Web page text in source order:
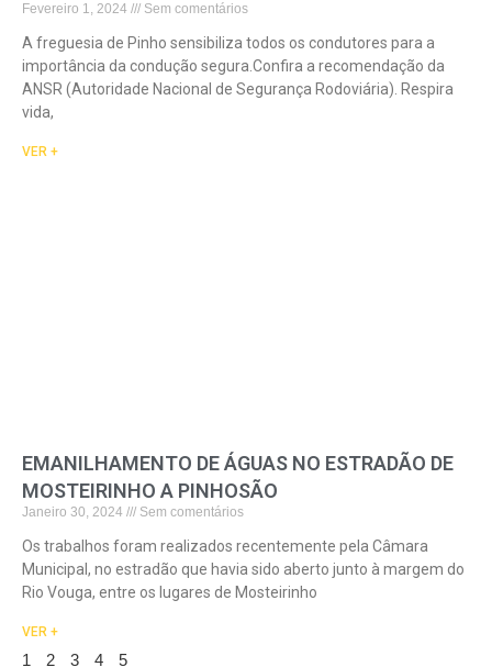
Fevereiro 1, 2024 Sem comentários
A freguesia de Pinho sensibiliza todos os condutores para a
importância da condução segura.Confira a recomendação da
ANSR (Autoridade Nacional de Segurança Rodoviária). Respira
vida,
VER +
EMANILHAMENTO DE ÁGUAS NO ESTRADÃO DE
MOSTEIRINHO A PINHOSÃO
Janeiro 30, 2024 Sem comentários
Os trabalhos foram realizados recentemente pela Câmara
Municipal, no estradão que havia sido aberto junto à margem do
Rio Vouga, entre os lugares de Mosteirinho
VER +
1 2 3 4 5